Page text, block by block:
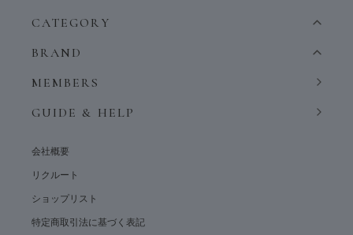
CATEGORY
BRAND
MEMBERS
GUIDE & HELP
会社概要
リクルート
ショップリスト
特定商取引法に基づく表記